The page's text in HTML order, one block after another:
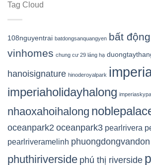
Tag Cloud
108nguyentrai batdongsanquangyen bất
vinhomes chung cư 29 láng hạ
hanoisignature hinoderoyalpark
imperiaholidayhalong
nhaoxahoihalong
oceanpark2 oceanpark3 pearlrivera
pearlriveramelinh phuongdongvandon
phuthiriverside phú thị riverside